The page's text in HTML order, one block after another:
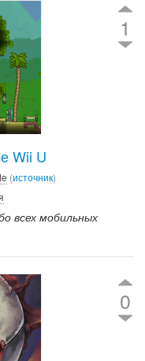
1
Wii U
(источник)
всех мобильных
0